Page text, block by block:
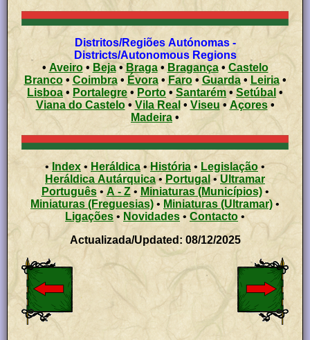
Distritos/Regiões Autónomas -
Districts/Autonomous Regions
• Aveiro• Beja•Braga• Bragança• Castelo
Branco• Coimbra• Évora• Faro• Guarda• Leiria•
Lisboa • Portalegre • Porto • Santarém •Setúbal •
Viana do Castelo• Vila Real • Viseu •Açores •
Madeira •
•Index • Heráldica•História • Legislação •
Heráldica Autárquica• Portugal •Ultramar
Português•A - Z• Miniaturas (Municípios)•
Miniaturas (Freguesias) • Miniaturas (Ultramar)•
Ligações • Novidades • Contacto •
Actualizada/Updated: 08/12/2025